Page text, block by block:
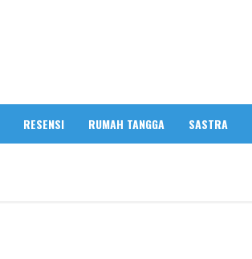
RESENSI RUMAH TANGGA SASTRA